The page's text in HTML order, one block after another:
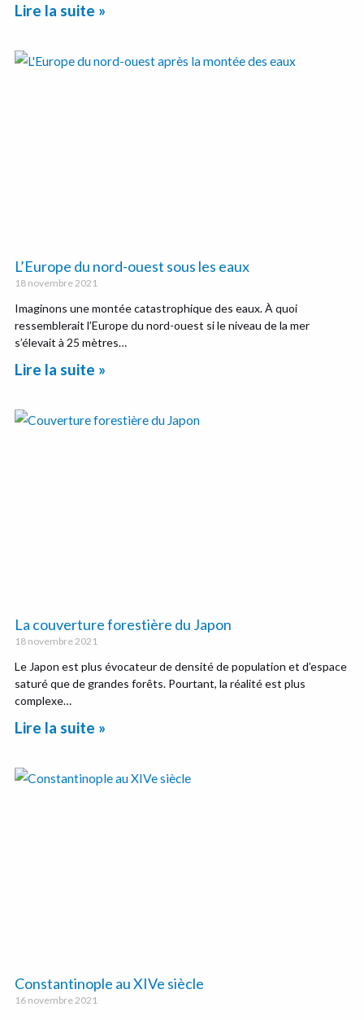
Lire la suite »
L’Europe du nord-ouest sous les eaux
18 novembre 2021
Imaginons une montée catastrophique des eaux. À quoi
ressemblerait l’Europe du nord-ouest si le niveau de la mer
s’élevait à 25 mètres…
Lire la suite »
La couverture forestière du Japon
18 novembre 2021
Le Japon est plus évocateur de densité de population et d’espace
saturé que de grandes forêts. Pourtant, la réalité est plus
complexe…
Lire la suite »
Constantinople au XIVe siècle
16 novembre 2021